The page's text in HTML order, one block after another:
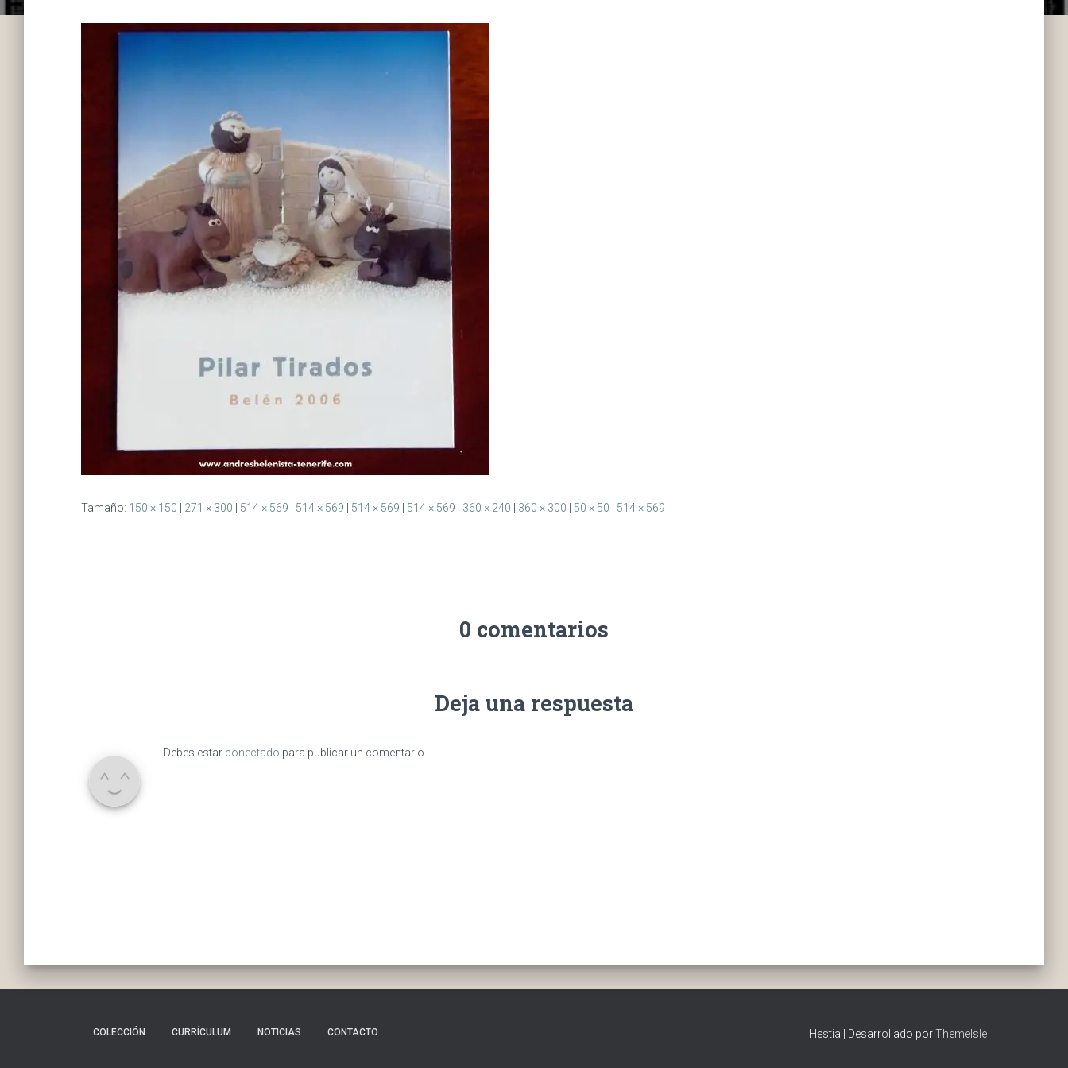
Tamaño: 150 × 150 271 × 300 514 × 569 514 × 569 514 × 569 514 × 569 360 × 240 360 × 300 50 × 50 514 × 569
0 comentarios
Deja una respuesta
Debes estar conectado para publicar un comentario.
COLECCIÓN CURRÍCULUM NOTICIAS CONTACTO Hestia | Desarrollado porThemeIsle